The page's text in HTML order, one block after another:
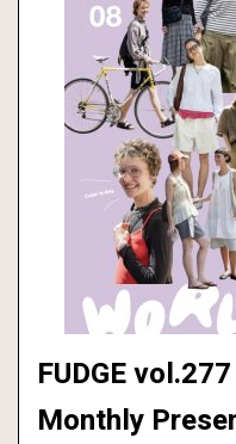
FUDGE
Monthly